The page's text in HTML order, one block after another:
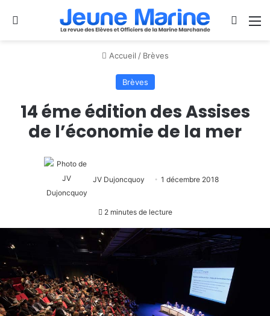
Se connecter
Accueil / Brèves
Brèves
14 éme édition des Assises
de l’économie de la mer
JV Dujoncquoy 1 décembre 2018
2 minutes de lecture